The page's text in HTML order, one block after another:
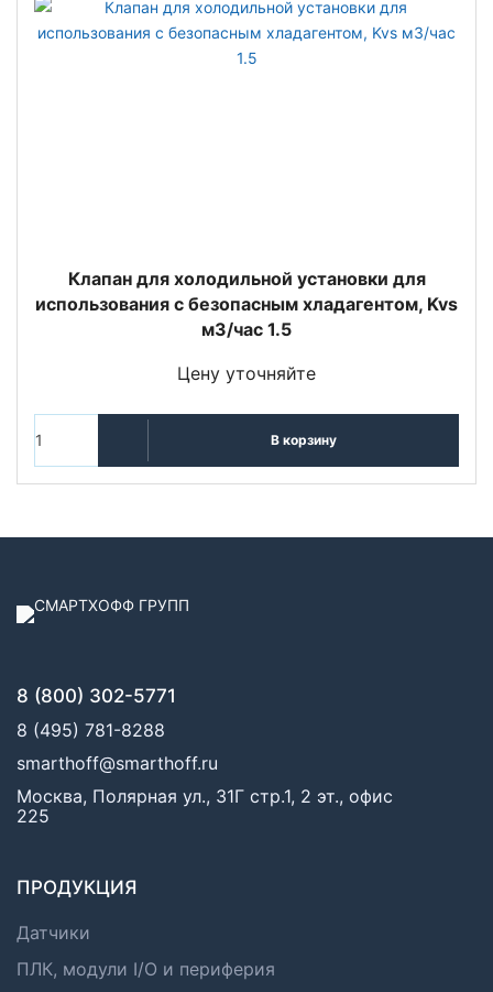
Клапан для холодильной установки для
использования с безопасным хладагентом, Kvs
м3/час 1.5
Цену уточняйте
В корзину
8 (800) 302-5771
8 (495) 781-8288
smarthoff@smarthoff.ru
Москва, Полярная ул., 31Г стр.1, 2 эт., офис
225
ПРОДУКЦИЯ
Датчики
ПЛК, модули I/O и периферия